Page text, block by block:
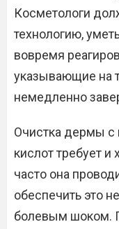
Косметологи
технологию,
вовремя
указывающие на
немедленно
Очистка дермы с
кислот требует и
часто она
обеспечить это
болевым шоком.